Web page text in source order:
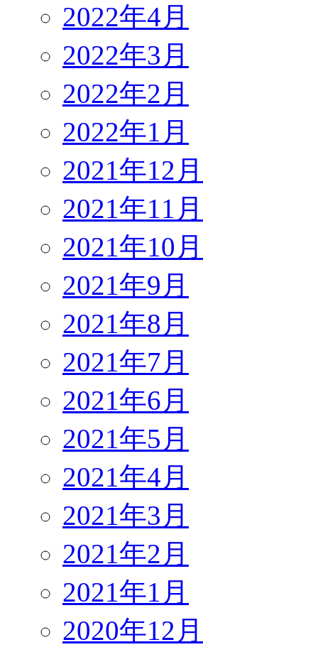
2022年4月
2022年3月
2022年2月
2022年1月
2021年12月
2021年11月
2021年10月
2021年9月
2021年8月
2021年7月
2021年6月
2021年5月
2021年4月
2021年3月
2021年2月
2021年1月
2020年12月